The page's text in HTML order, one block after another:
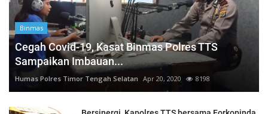
Binmas
Cegah Covid-19, Kasat Binmas Polres TTS
Sampaikan Imbauan...
Humas Polres Timor Tengah Selatan Apr 20, 2020 8198